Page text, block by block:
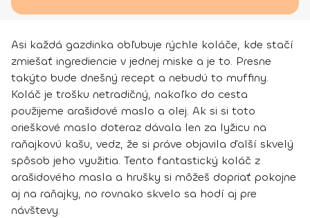
Asi každá gazdinka obľubuje rýchle koláče, kde stačí
zmiešať ingrediencie v jednej miske a je to. Presne
takýto bude dnešný recept a nebudú to muffiny.
Koláč je trošku netradičný, nakoľko do cesta
použijeme arašidové maslo a olej. Ak si si toto
orieškové maslo doteraz dávala len za lyžicu na
raňajkovú kašu, vedz, že si práve objavila ďalší skvelý
spôsob jeho využitia. Tento fantastický koláč z
arašidového masla a hrušky si môžeš dopriať pokojne
aj na raňajky, no rovnako skvelo sa hodí aj pre
návštevy.